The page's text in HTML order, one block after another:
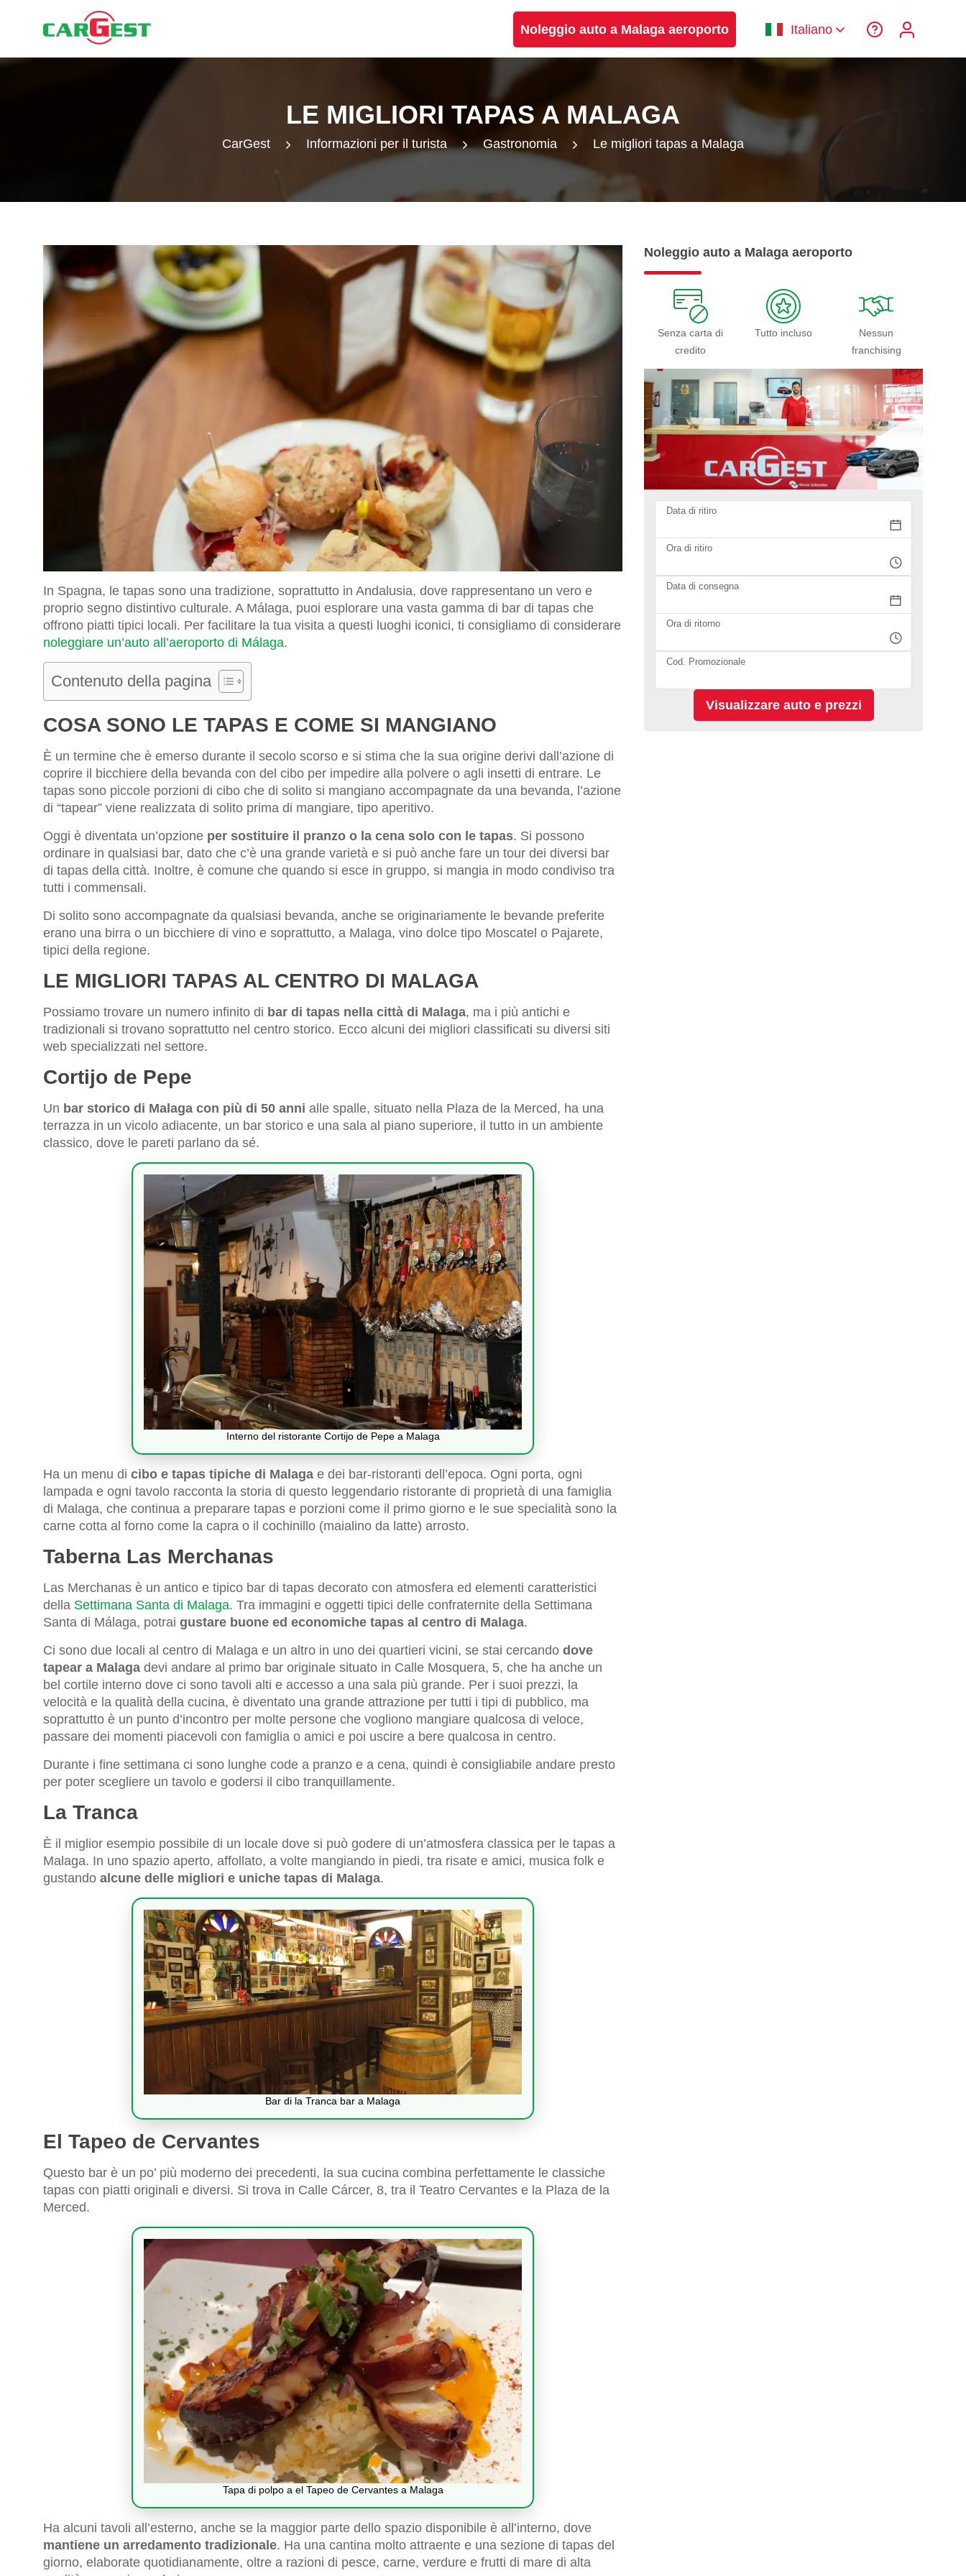
Noleggio auto a Malaga aeroporto Italiano
LE MIGLIORI TAPAS A MALAGA
CarGest Informazioni per il turista Gastronomia Le migliori tapas a Malaga
In Spagna, le tapas sono una tradizione, soprattutto in Andalusia, dove rappresentano un vero e
proprio segno distintivo culturale. A Málaga, puoi esplorare una vasta gamma di bar di tapas che
offrono piatti tipici locali. Per facilitare la tua visita a questi luoghi iconici, ti consigliamo di considerare
noleggiare un’auto all’aeroporto di Málaga.
Contenuto della pagina
COSA SONO LE TAPAS E COME SI MANGIANO
È un termine che è emerso durante il secolo scorso e si stima che la sua origine derivi dall’azione di
coprire il bicchiere della bevanda con del cibo per impedire alla polvere o agli insetti di entrare. Le
tapas sono piccole porzioni di cibo che di solito si mangiano accompagnate da una bevanda, l’azione
di “tapear” viene realizzata di solito prima di mangiare, tipo aperitivo.
Oggi è diventata un’opzione per sostituire il pranzo o la cena solo con le tapas. Si possono
ordinare in qualsiasi bar, dato che c’è una grande varietà e si può anche fare un tour dei diversi bar
di tapas della città. Inoltre, è comune che quando si esce in gruppo, si mangia in modo condiviso tra
tutti i commensali.
Di solito sono accompagnate da qualsiasi bevanda, anche se originariamente le bevande preferite
erano una birra o un bicchiere di vino e soprattutto, a Malaga, vino dolce tipo Moscatel o Pajarete,
tipici della regione.
LE MIGLIORI TAPAS AL CENTRO DI MALAGA
Possiamo trovare un numero infinito di bar di tapas nella città di Malaga, ma i più antichi e
tradizionali si trovano soprattutto nel centro storico. Ecco alcuni dei migliori classificati su diversi siti
web specializzati nel settore.
Cortijo de Pepe
Un bar storico di Malaga con più di 50 anni alle spalle, situato nella Plaza de la Merced, ha una
terrazza in un vicolo adiacente, un bar storico e una sala al piano superiore, il tutto in un ambiente
classico, dove le pareti parlano da sé.
Interno del ristorante Cortijo de Pepe a Malaga
Ha un menu di cibo e tapas tipiche di Malaga e dei bar-ristoranti dell’epoca. Ogni porta, ogni
lampada e ogni tavolo racconta la storia di questo leggendario ristorante di proprietà di una famiglia
di Malaga, che continua a preparare tapas e porzioni come il primo giorno e le sue specialità sono la
carne cotta al forno come la capra o il cochinillo (maialino da latte) arrosto.
Taberna Las Merchanas
Las Merchanas è un antico e tipico bar di tapas decorato con atmosfera ed elementi caratteristici
della Settimana Santa di Malaga. Tra immagini e oggetti tipici delle confraternite della Settimana
Santa di Málaga, potrai gustare buone ed economiche tapas al centro di Malaga.
Ci sono due locali al centro di Malaga e un altro in uno dei quartieri vicini, se stai cercando dove
tapear a Malaga devi andare al primo bar originale situato in Calle Mosquera, 5, che ha anche un
bel cortile interno dove ci sono tavoli alti e accesso a una sala più grande. Per i suoi prezzi, la
velocità e la qualità della cucina, è diventato una grande attrazione per tutti i tipi di pubblico, ma
soprattutto è un punto d’incontro per molte persone che vogliono mangiare qualcosa di veloce,
passare dei momenti piacevoli con famiglia o amici e poi uscire a bere qualcosa in centro.
Durante i fine settimana ci sono lunghe code a pranzo e a cena, quindi è consigliabile andare presto
per poter scegliere un tavolo e godersi il cibo tranquillamente.
La Tranca
È il miglior esempio possibile di un locale dove si può godere di un’atmosfera classica per le tapas a
Malaga. In uno spazio aperto, affollato, a volte mangiando in piedi, tra risate e amici, musica folk e
gustando alcune delle migliori e uniche tapas di Malaga.
Bar di la Tranca bar a Malaga
El Tapeo de Cervantes
Questo bar è un po’ più moderno dei precedenti, la sua cucina combina perfettamente le classiche
tapas con piatti originali e diversi. Si trova in Calle Cárcer, 8, tra il Teatro Cervantes e la Plaza de la
Merced.
Tapa di polpo a el Tapeo de Cervantes a Malaga
Ha alcuni tavoli all’esterno, anche se la maggior parte dello spazio disponibile è all’interno, dove
mantiene un arredamento tradizionale. Ha una cantina molto attraente e una sezione di tapas del
giorno, elaborate quotidianamente, oltre a razioni di pesce, carne, verdure e frutti di mare di alta
Noleggio auto a Malaga aeroporto
Senza carta di
credito
Tutto incluso
Nessun
franchising
Data di ritiro
Ora di ritiro
Data di consegna
Ora di ritorno
Cod. Promozionale